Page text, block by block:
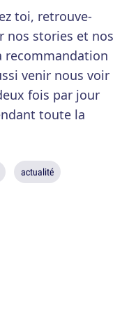
toi, retrouve-
nos stories et nos
recommandation
venir nous voir
fois par jour
toute la
actualité